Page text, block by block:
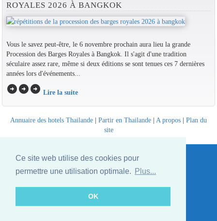
Ce site web utilise des cookies pour
permettre une utilisation optimale.
Plus...
OK
ROYALES 2026 À BANGKOK
Vous le savez peut-être, le 6 novembre prochain aura lieu la grande
Procession des Barges Royales à Bangkok. Il s'agit d'une tradition
séculaire assez rare, même si deux éditions se sont tenues ces 7 dernières
années lors d'événements...
arrow_circle_rightarrow_circle_rightarrow_circle_right Lire la suite
Annuaire des hotels Thailande | Partir en Thailande | A propos | Plan du
site